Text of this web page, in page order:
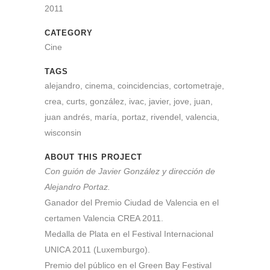
2011
CATEGORY
Cine
TAGS
alejandro, cinema, coincidencias, cortometraje,
crea, curts, gonzález, ivac, javier, jove, juan,
juan andrés, maría, portaz, rivendel, valencia,
wisconsin
ABOUT THIS PROJECT
Con guión de Javier González y dirección de
Alejandro Portaz.
Ganador del Premio Ciudad de Valencia en el
certamen Valencia CREA 2011.
Medalla de Plata en el Festival Internacional
UNICA 2011 (Luxemburgo).
Premio del público en el Green Bay Festival